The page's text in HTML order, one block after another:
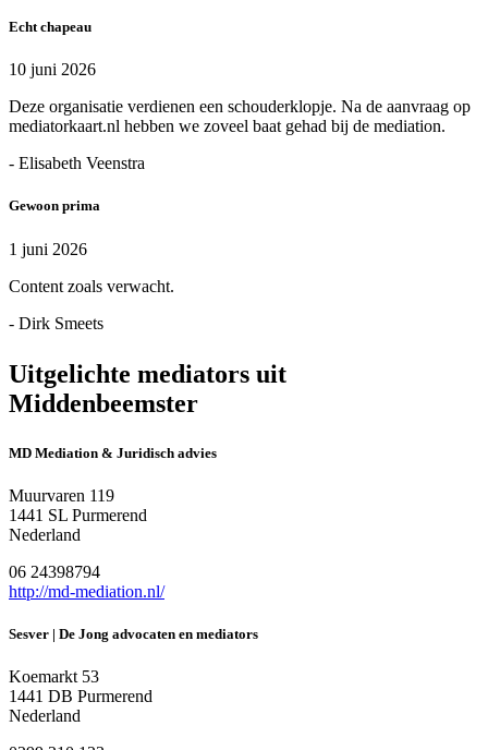
Echt chapeau
10 juni 2026
Deze organisatie verdienen een schouderklopje. Na de aanvraag op
mediatorkaart.nl hebben we zoveel baat gehad bij de mediation.
- Elisabeth Veenstra
Gewoon prima
1 juni 2026
Content zoals verwacht.
- Dirk Smeets
Uitgelichte mediators uit
Middenbeemster
MD Mediation & Juridisch advies
Muurvaren 119
1441 SL Purmerend
Nederland
06 24398794
http://md-mediation.nl/
Sesver | De Jong advocaten en mediators
Koemarkt 53
1441 DB Purmerend
Nederland